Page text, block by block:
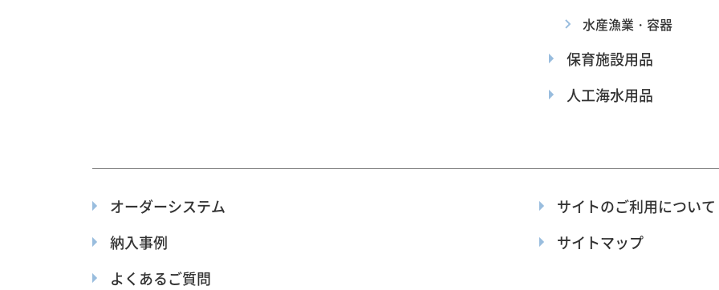
水産漁業・容器
保育施設用品
人工海水用品
オーダーシステム
納入事例
よくあるご質問
サイトのご利用について
サイトマップ